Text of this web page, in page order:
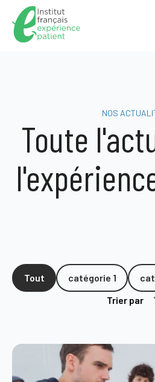
NOS
Toute
Tout catégorie 1
Trier par